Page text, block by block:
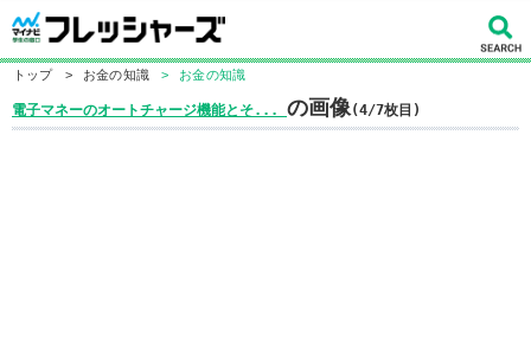
トップ > お金の知識 > お金の知識
電子マネーのオートチャージ機能とそ... の画像(4/7枚目)